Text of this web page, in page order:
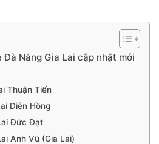
Đà Nẵng Gia Lai cập nhật mới
Thuận Tiến
Diên Hồng
Đức Đạt
Anh Vũ (Gia Lai)